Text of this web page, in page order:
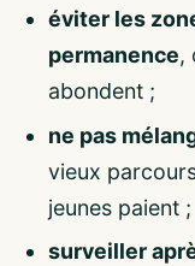
éviter les
permanence,
abondent ;
ne pas
vieux
jeunes paient ;
surveiller